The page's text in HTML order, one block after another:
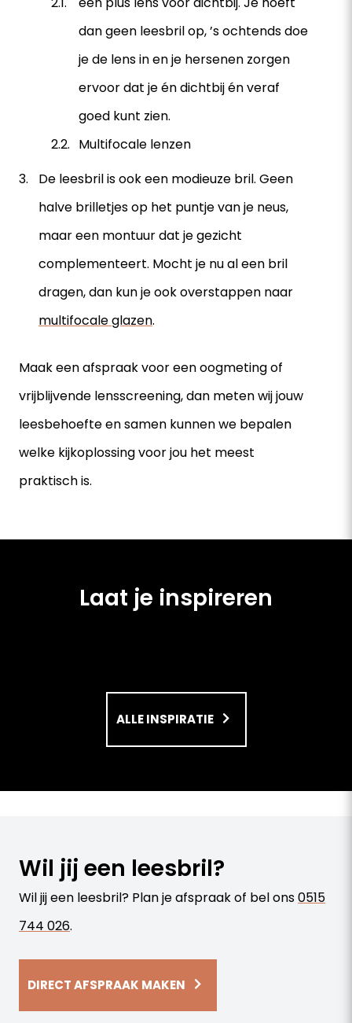
dan geen leesbril op, ’s ochtends doe
je de lens in en je hersenen zorgen
ervoor dat je én dichtbij én veraf
goed kunt zien.
Multifocale lenzen
De leesbril is ook een modieuze bril. Geen
halve brilletjes op het puntje van je neus,
maar een montuur dat je gezicht
complementeert. Mocht je nu al een bril
dragen, dan kun je ook overstappen naar
multifocale glazen.
Maak een afspraak voor een oogmeting of
vrijblijvende lensscreening, dan meten wij jouw
leesbehoefte en samen kunnen we bepalen
welke kijkoplossing voor jou het meest
praktisch is.
Laat je inspireren
ALLE INSPIRATIE
Wil jij een leesbril?
Wil jij een leesbril? Plan je afspraak of bel ons0515
744 026.
DIRECT AFSPRAAK MAKEN